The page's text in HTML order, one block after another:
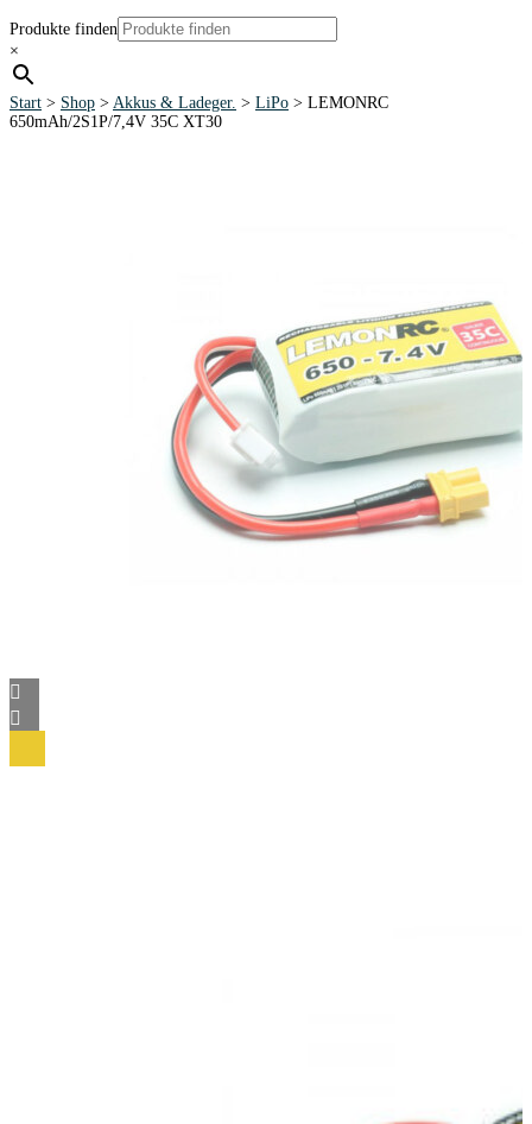
Produkte finden
×
Start > Shop > Akkus & Ladeger. > LiPo > LEMONRC
650mAh/2S1P/7,4V 35C XT30